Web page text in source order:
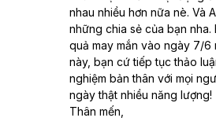
nhau nhiều hơn nữa nè. Và
những chia sẻ của bạn
quả may mắn vào ngày 7/6
này, bạn cứ tiếp tục thảo
nghiệm bản thân với mọi
ngày thật nhiều năng lượng!
Thân mến,